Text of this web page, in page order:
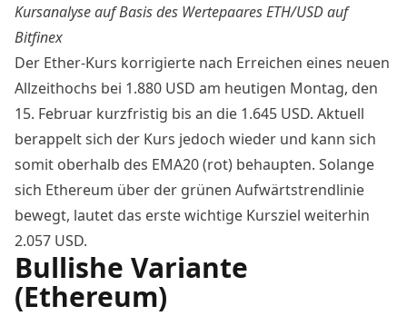
Kursanalyse auf Basis des WertepaaresETH/USD auf
Bitfinex
Der Ether-Kurs korrigierte nach Erreichen eines neuen
Allzeithochs bei 1.880 USD am heutigen Montag, den
15. Februar kurzfristig bis an die 1.645 USD. Aktuell
berappelt sich der Kurs jedoch wieder und kann sich
somit oberhalb des EMA20 (rot) behaupten. Solange
sich Ethereum über der grünen Aufwärtstrendlinie
bewegt, lautet das erste wichtige Kursziel weiterhin
2.057 USD.
Bullishe Variante
(Ethereum)